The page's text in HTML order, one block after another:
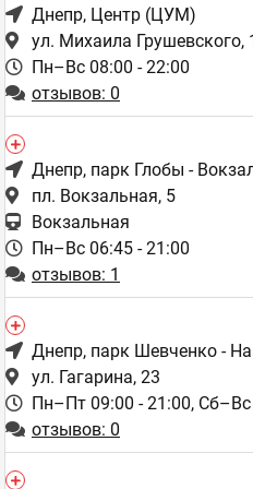
один раз сходил-не
прям мазохисты какие то:)
Пузата хата ,Сеть ресторанов
обслуживания
facebook twitter
Алексей
Гость
Внимание! Вы
Сегодня вырвались с работы
Днепр, Центр (ЦУМ)
ул. Михаила Грушевского,
Пн–Вс 08:00 - 22:00
отзывов: 0
Днепр, парк Глобы -
пл. Вокзальная, 5
Вокзальная
Пн–Вс 06:45 - 21:00
отзывов: 1
Днепр, парк Шевченко -
ул. Гагарина, 23
Пн–Пт 09:00 - 21:00, Сб–Вс
отзывов: 0